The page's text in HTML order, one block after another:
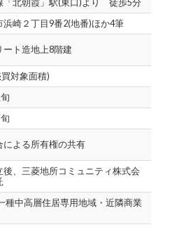
「北朝霞」駅(東口)より 徒歩5分
浜崎２丁目9番2(地番)ほか4筆
ート造地上8階建
対象面積)
による所有権の共有
後、三菱地所コミュニティ株式会
種中高層住居専用地域・近隣商業